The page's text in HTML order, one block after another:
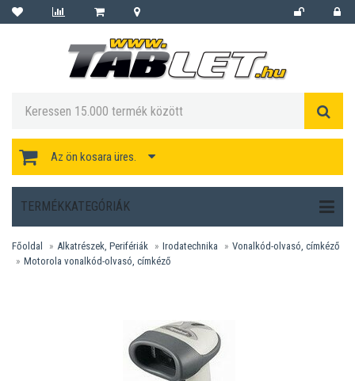
Az ön kosara üres.
TERMÉKKATEGÓRIÁK
Főoldal Alkatrészek, Perifériák Irodatechnika
Vonalkód-olvasó, címkéző
Motorola vonalkód-olvasó, címkéző